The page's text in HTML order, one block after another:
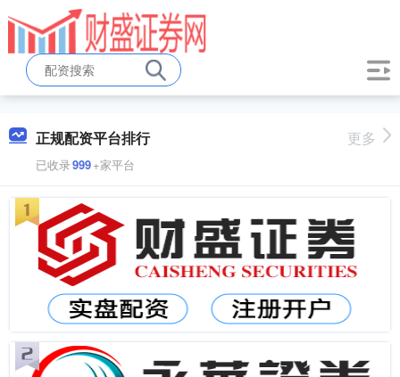
正规配资平台排行
已收录999+家平台
更多